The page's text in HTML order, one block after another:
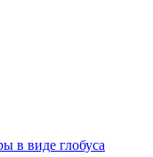
в виде глобуса